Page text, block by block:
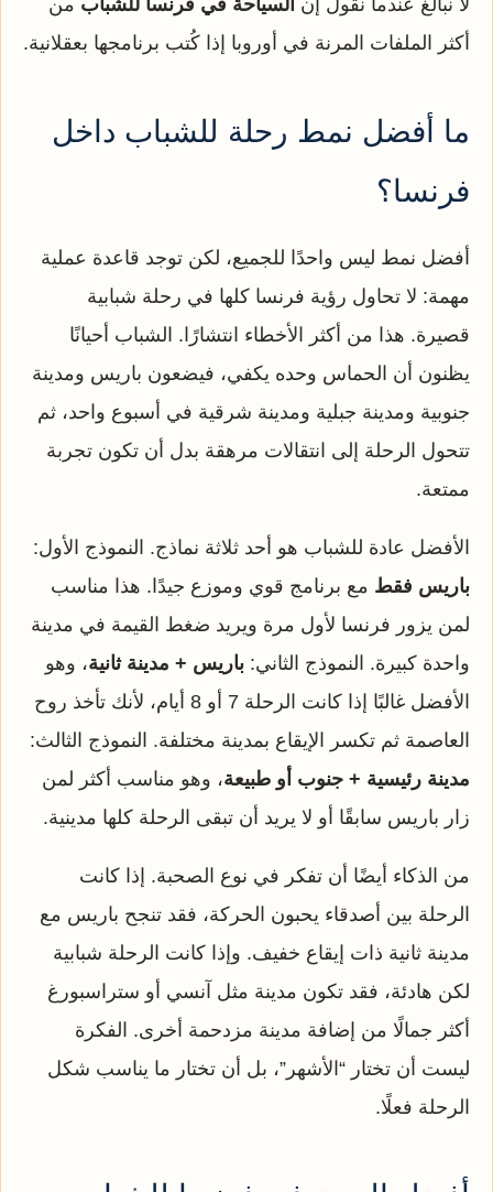
أكثر الملفات المرنة في أوروبا إذا كُتب برنامجها بعقلانية.
ما أفضل نمط رحلة للشباب داخل
فرنسا؟
أفضل نمط ليس واحدًا للجميع، لكن توجد قاعدة عملية
مهمة: لا تحاول رؤية فرنسا كلها في رحلة شبابية
قصيرة. هذا من أكثر الأخطاء انتشارًا. الشباب أحيانًا
يظنون أن الحماس وحده يكفي، فيضعون باريس ومدينة
جنوبية ومدينة جبلية ومدينة شرقية في أسبوع واحد، ثم
تتحول الرحلة إلى انتقالات مرهقة بدل أن تكون تجربة
ممتعة.
الأفضل عادة للشباب هو أحد ثلاثة نماذج. النموذج الأول:
باريس فقط مع برنامج قوي وموزع جيدًا. هذا مناسب
لمن يزور فرنسا لأول مرة ويريد ضغط القيمة في مدينة
واحدة كبيرة. النموذج الثاني: باريس + مدينة ثانية، وهو
الأفضل غالبًا إذا كانت الرحلة 7 أو 8 أيام، لأنك تأخذ روح
العاصمة ثم تكسر الإيقاع بمدينة مختلفة. النموذج الثالث:
مدينة رئيسية + جنوب أو طبيعة، وهو مناسب أكثر لمن
زار باريس سابقًا أو لا يريد أن تبقى الرحلة كلها مدينية.
من الذكاء أيضًا أن تفكر في نوع الصحبة. إذا كانت
الرحلة بين أصدقاء يحبون الحركة، فقد تنجح باريس مع
مدينة ثانية ذات إيقاع خفيف. وإذا كانت الرحلة شبابية
لكن هادئة، فقد تكون مدينة مثل آنسي أو ستراسبورغ
أكثر جمالًا من إضافة مدينة مزدحمة أخرى. الفكرة
ليست أن تختار “الأشهر”، بل أن تختار ما يناسب شكل
الرحلة فعلًا.